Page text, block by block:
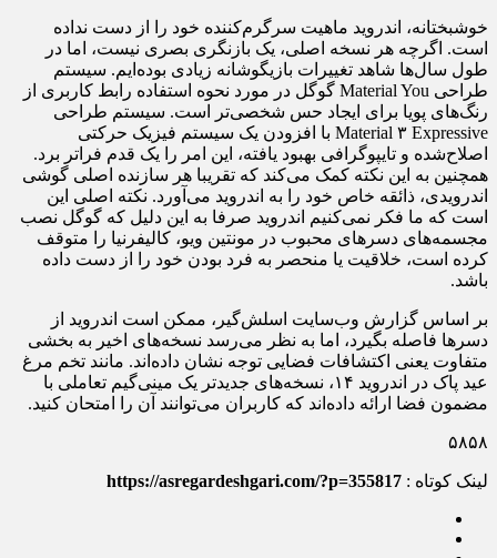
خوشبختانه، اندروید ماهیت سرگرم‌کننده خود را از دست نداده
است. اگرچه هر نسخه اصلی، یک بازنگری بصری نیست، اما در
طول سال‌ها شاهد تغییرات بازیگوشانه زیادی بوده‌ایم. سیستم
طراحی Material You گوگل در مورد نحوه استفاده رابط کاربری از
رنگ‌های پویا برای ایجاد حس شخصی‌تر است. سیستم طراحی
Material ۳ Expressive با افزودن یک سیستم فیزیک حرکتی
اصلاح‌شده و تایپوگرافی بهبود یافته، این امر را یک قدم فراتر برد.
همچنین به این نکته کمک می‌کند که تقریبا هر سازنده اصلی گوشی
اندرویدی، ذائقه خاص خود را به اندروید می‌آورد. نکته اصلی این
است که ما فکر نمی‌کنیم اندروید صرفا به این دلیل که گوگل نصب
مجسمه‌های دسرهای محبوب در مونتین ویو، کالیفرنیا را متوقف
کرده است، خلاقیت یا منحصر به فرد بودن خود را از دست داده
باشد.
بر اساس گزارش وب‌سایت اسلش‌گیر، ممکن است اندروید از
دسرها فاصله بگیرد، اما به نظر می‌رسد نسخه‌های اخیر به بخشی
متفاوت یعنی اکتشافات فضایی توجه نشان داده‌اند. مانند تخم مرغ
عید پاک در اندروید ۱۴، نسخه‌های جدیدتر یک مینی‌گیم تعاملی با
مضمون فضا ارائه داده‌اند که کاربران می‌توانند آن را امتحان کنید.
۵۸۵۸
لینک کوتاه : https://asregardeshgari.com/?p=355817